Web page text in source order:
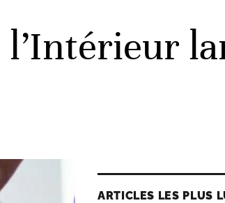
ARTICLES LES PLUS